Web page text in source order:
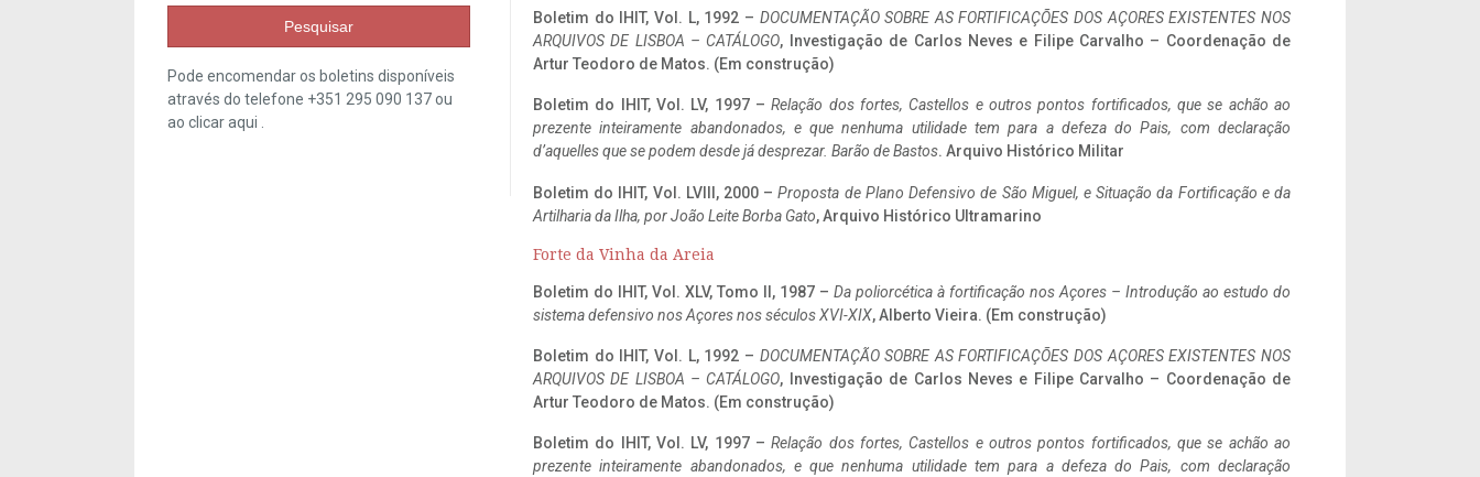
Pesquisar
Pode encomendar os boletins disponíveis
através do telefone +351 295 090 137 ou
ao clicaraqui
Boletim do IHIT, Vol. L, 1992 – DOCUMENTAÇÃO SOBRE AS FORTIFICAÇÕES DOS AÇORES EXISTENTES NOS
ARQUIVOS DE LISBOA – CATÁLOGO, Investigação de Carlos Neves e Filipe Carvalho – Coordenação de
Artur Teodoro de Matos. (Em construção)
Boletim do IHIT, Vol. LV, 1997 –Relação dos fortes, Castellos e outros pontos fortificados, que se achão ao
prezente inteiramente abandonados, e que nenhuma utilidade tem para a defeza do Pais, com declaração
d’aquelles que se podem desde já desprezar. Barão de Bastos. Arquivo Histórico Militar
Boletim do IHIT, Vol. LVIII, 2000 –Proposta de Plano Defensivo de São Miguel, e Situação da Fortificação e da
Artilharia da Ilha, por João Leite Borba Gato, Arquivo Histórico Ultramarino
Forte da Vinha da Areia
Boletim do IHIT, Vol. XLV, Tomo II, 1987 – Da poliorcética à fortificação nos Açores – Introdução ao estudo do
sistema defensivo nos Açores nos séculos XVI-XIX, Alberto Vieira. (Em construção)
Boletim do IHIT, Vol. L, 1992 – DOCUMENTAÇÃO SOBRE AS FORTIFICAÇÕES DOS AÇORES EXISTENTES NOS
ARQUIVOS DE LISBOA – CATÁLOGO, Investigação de Carlos Neves e Filipe Carvalho – Coordenação de
Artur Teodoro de Matos. (Em construção)
Boletim do IHIT, Vol. LV, 1997 –Relação dos fortes, Castellos e outros pontos fortificados, que se achão ao
prezente inteiramente abandonados, e que nenhuma utilidade tem para a defeza do Pais, com declaração